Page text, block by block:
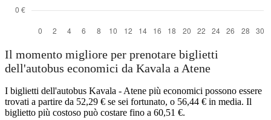
Il momento migliore per prenotare biglietti
dell'autobus economici da Kavala a Atene
I biglietti dell'autobus Kavala - Atene più economici possono essere
trovati a partire da 52,29 € se sei fortunato, o 56,44 € in media. Il
biglietto più costoso può costare fino a 60,51 €.